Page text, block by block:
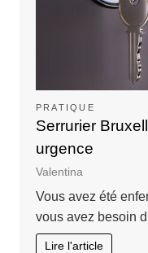
PRATIQUE
Serrurier
urgence
Valentina
Vous avez été
vous avez besoin
Lire l'article